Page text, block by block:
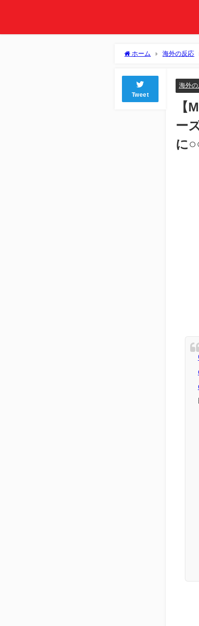
ホーム 海外の反応
Tweet
海外
【
ー
に